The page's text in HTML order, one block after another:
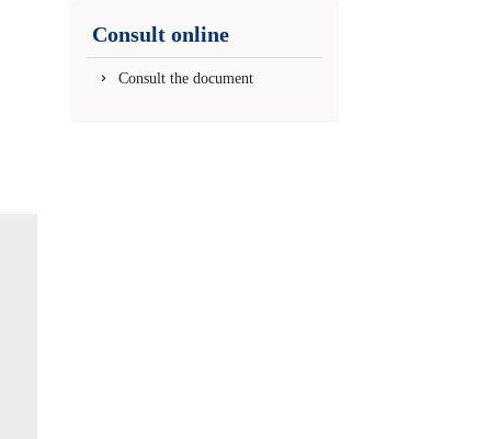
window)
Consult online
Consult the document